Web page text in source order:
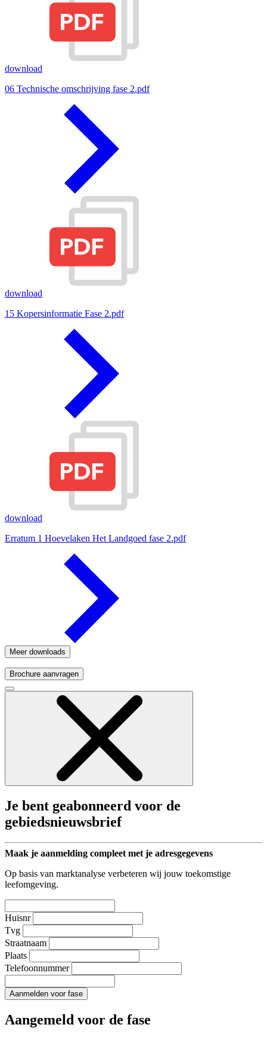
download
06 Technische omschrijving fase 2.pdf
download
15 Kopersinformatie Fase 2.pdf
download
Erratum 1 Hoevelaken Het Landgoed fase 2.pdf
Meer downloads
Brochure aanvragen
Je bent geabonneerd voor de
gebiedsnieuwsbrief
Maak je aanmelding compleet met je adresgegevens
Op basis van marktanalyse verbeteren wij jouw toekomstige
leefomgeving.
Huisnr
Tvg
Straatnaam
Plaats
Telefoonnummer
Aanmelden voor fase
Aangemeld voor de fase